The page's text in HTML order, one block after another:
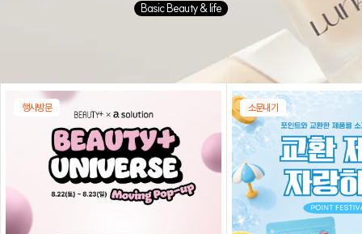
Basic Beauty & life
행사방문 소문내기